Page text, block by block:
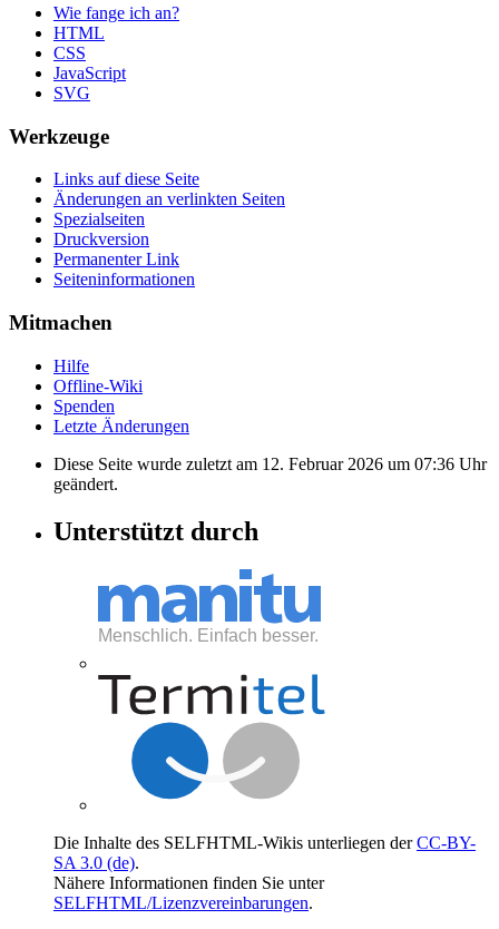
Wie fange ich an?
HTML
CSS
JavaScript
SVG
Werkzeuge
Links auf diese Seite
Änderungen an verlinkten Seiten
Spezialseiten
Druckversion
Permanenter Link
Seiten­informationen
Mitmachen
Hilfe
Offline-Wiki
Spenden
Letzte Änderungen
Diese Seite wurde zuletzt am 12. Februar 2026 um 07:36 Uhr
geändert.
Unterstützt durch
Die Inhalte des SELFHTML-Wikis unterliegen derCC-BY-
SA 3.0 (de).
Nähere Informationen finden Sie unter
SELFHTML/Lizenzvereinbarungen.